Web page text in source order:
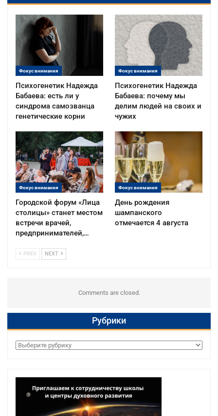
Фокус внимания
Психогенетик Надежда
Бабаева: есть ли у
синдрома самозванца
генетические корни
Фокус внимания
Психогенетик Надежда
Бабаева: почему мы
делим людей на своих и
чужих
Фокус внимания
Городской форум «Лица
столицы» станет местом
встречи врачей,
предпринимателей,…
Фокус внимания
День рождения
шампанского
отмечается 4 августа
PREV NEXT
Comments are closed.
Рубрики
Рубрики